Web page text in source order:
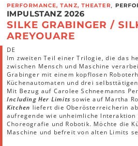
PERFORMANCE, TANZ, THEATER,
IMPULSTANZ 2026
SILKE GRABINGER /
AREYOUARE
DE
Im zweiten Teil einer Trilogie, die das
zwischen Mensch und Maschine
Grabinger mit einem kopflosen
Küchenautomaten und drei
Mit Bezug auf Carolee Schneemanns
Including Her Limits sowie auf Martha
Kitchen liefert die Oberösterreicherin
aufregende wie unheimliche Interaktion
Choreografie und Robotik. Möchte die
Maschine und befreit von alten Limits